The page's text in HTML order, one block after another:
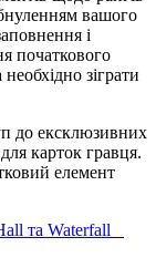
вашого
і
початкового
зіграти
до ексклюзивних
карток гравця.
елемент
та Waterfall